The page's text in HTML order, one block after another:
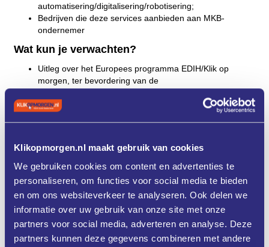
Klikopmorgen.nl maakt gebruik van cookies
We gebruiken cookies om content en advertenties te
personaliseren, om functies voor social media te bieden
en om ons websiteverkeer te analyseren. Ook delen we
informatie over uw gebruik van onze site met onze
partners voor social media, adverteren en analyse. Deze
partners kunnen deze gegevens combineren met andere
automatisering/digitalisering/robotisering;
Bedrijven die deze services aanbieden aan MKB-
ondernemer
Wat kun je verwachten?
Uitleg over het Europees programma EDIH/Klik op
morgen, ter bevordering van de
maakindustrie.
Welk advies jij als expert ‘gratis’ kan aanbieden aan
experts hebben aangeboden.
Enkele voorbeelden van workshops die georganiseerd
zijn door experts.
morgen'.
De lunch wordt verzorgd door Brightlands Smart Services
Campus en LIOF, binnen het programma 'Klik op morgen'.